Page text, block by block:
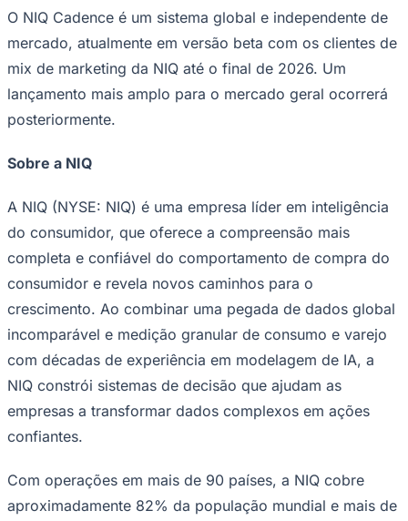
São Paulo
O NIQ Cadence é um sistema global e independente de
mercado, atualmente em versão beta com os clientes de
mix de marketing da NIQ até o final de 2026. Um
lançamento mais amplo para o mercado geral ocorrerá
posteriormente.
Sobre a NIQ
A NIQ (NYSE: NIQ) é uma empresa líder em inteligência
do consumidor, que oferece a compreensão mais
completa e confiável do comportamento de compra do
consumidor e revela novos caminhos para o
crescimento. Ao combinar uma pegada de dados global
incomparável e medição granular de consumo e varejo
com décadas de experiência em modelagem de IA, a
NIQ constrói sistemas de decisão que ajudam as
empresas a transformar dados complexos em ações
confiantes.
Com operações em mais de 90 países, a NIQ cobre
aproximadamente 82% da população mundial e mais de